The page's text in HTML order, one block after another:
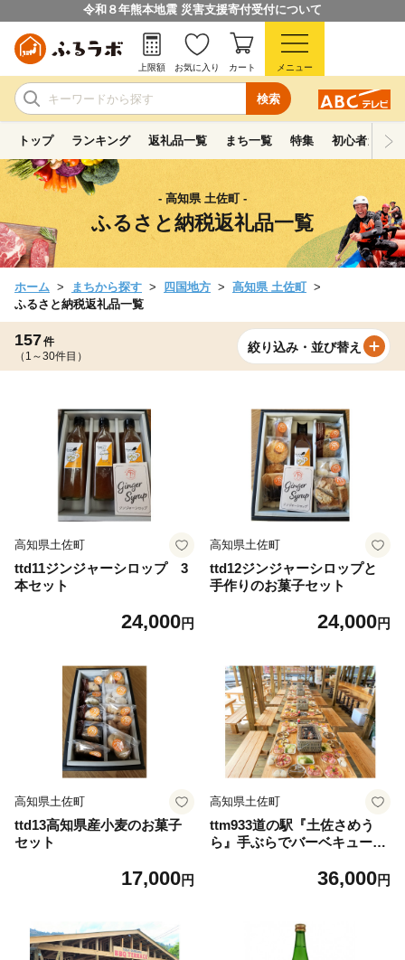
令和８年熊本地震 災害支援寄付受付について
検索
上限額 お気に入り カート メニュー
トップ ランキング 返礼品一覧 まち一覧 特集 初心者ガイド
- 高知県 土佐町 -
ふるさと納税返礼品一覧
ホーム まちから探す 四国地方
高知県 土佐町
ふるさと納税返礼品一覧
157件
（1～30件目）
絞り込み・並び替え
高知県土佐町
ttd11ジンジャーシロップ 3
本セット
24,000円
高知県土佐町
ttd12ジンジャーシロップと
手作りのお菓子セット
24,000円
高知県土佐町
ttd13高知県産小麦のお菓子
セット
17,000円
高知県土佐町
ttm933道の駅『土佐さめう
ら』手ぶらでバーベキューご
36,000円